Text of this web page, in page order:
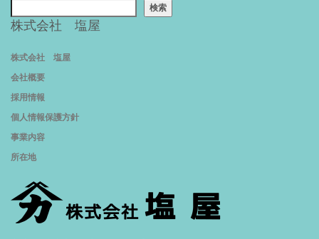
検索
株式会社 塩屋
株式会社 塩屋
会社概要
採用情報
個人情報保護方針
事業内容
所在地